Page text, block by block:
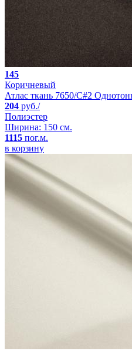
145
Коричневый
Атлас ткань 7650/C#2
204 руб./
Полиэстер
Ширина: 150 см.
1115 пог.м.
в корзину